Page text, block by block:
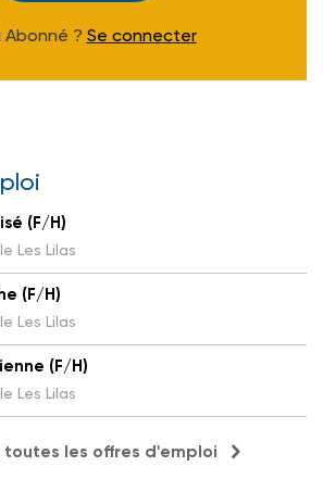
Abonné ? Se connecter
(F/H)
Les Lilas
(F/H)
Les Lilas
(F/H)
Les Lilas
toutes les offres d'emploi